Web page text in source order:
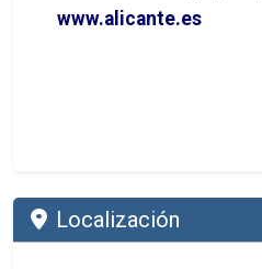
www.alicante.es
Localización